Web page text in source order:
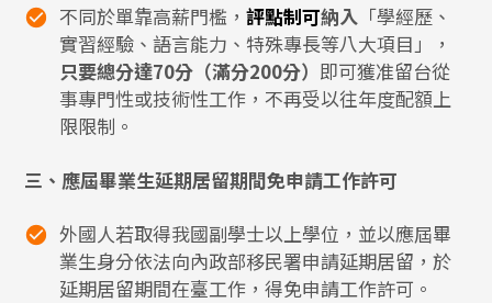
不同於單靠高薪門檻，評點制可納入 「學經歷、
實習經驗、語言能力、特殊專長等八大項目」，
只要總分達70分（滿分200分） 即可獲准留台從
事專門性或技術性工作，不再受以往年度配額上
限限制。
三、應屆畢業生延期居留期間免申請工作許可
外國人若取得我國副學士以上學位，並以應屆畢
業生身分依法向內政部移民署申請延期居留，於
延期居留期間在臺工作，得免申請工作許可。